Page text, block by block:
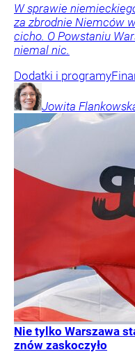
W sprawie
za zbrodnie Niemców
cicho. O Powstaniu
niemal nic.
Dodatki i programy
Jowita
Nie tylko Warszawa
znów zaskoczyło